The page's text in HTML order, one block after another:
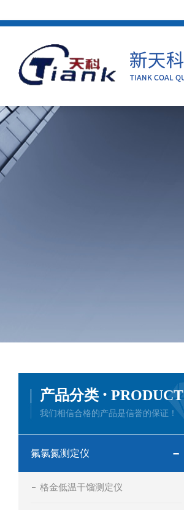
产品分类 · PRODUCT
我们相信合格的产品是信誉的保证！
氟氯氮测定仪
格金低温干馏测定仪